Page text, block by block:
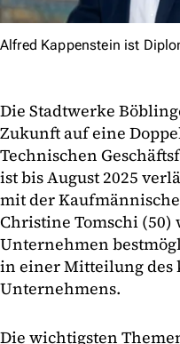
Alfred Kappenstein ist
Die Stadtwerke
Zukunft auf eine
Technischen
ist bis August 2025
mit der
Christine Tomschi (50)
Unternehmen
in einer Mitteilung des
Unternehmens.
Die wichtigsten